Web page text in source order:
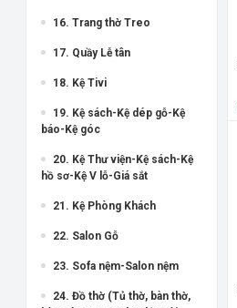
16. Trang thờ Treo
17. Quầy Lễ tân
18. Kệ Tivi
19. Kệ sách-Kệ dép gỗ-Kệ
báo-Kệ góc
20. Kệ Thư viện-Kệ sách-Kệ
hồ sơ-Kệ V lỗ-Giá sắt
21. Kệ Phòng Khách
22. Salon Gỗ
23. Sofa nệm-Salon nệm
24. Đồ thờ (Tủ thờ, bàn thờ,